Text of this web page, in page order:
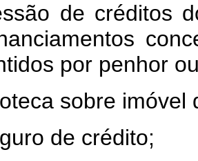
de créditos
por penhor
sobre imóvel
de crédito;